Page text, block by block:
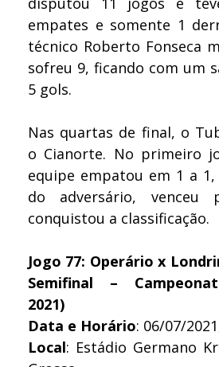
empates e somente 1
técnico Roberto Fonseca
sofreu 9, ficando com um
5 gols.
Nas quartas de final, o
o Cianorte. No primeiro
equipe empatou em 1 a
do adversário,
conquistou a classificação.
Jogo 77: Operário x
Semifinal –
2021)
Data e Horário: 06/07/
Local: Estádio Germano